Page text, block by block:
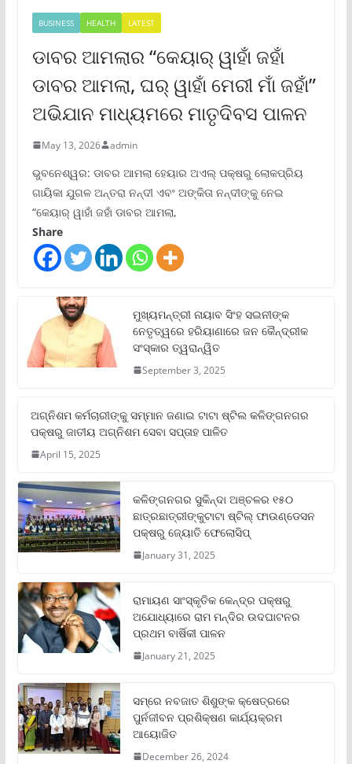
BUSINESS HEALTH LATEST
ଡାବର ଆମଲାର “କେୟାର୍ ୱାହାଁ ଜହାଁ
ଡାବର ଆମଲା, ଘର୍ ୱାହାଁ ମେରୀ ମାଁ ଜହାଁ”
ଅଭିଯାନ ମାଧ୍ୟମରେ ମାତୃଦିବସ ପାଳନ
May 13, 2026 admin
ଭୁବନେଶ୍ୱର: ଡାବର ଆମଲା ହେୟାର ଅଏଲ୍ ପକ୍ଷରୁ ଲୋକପ୍ରିୟ
ଗାୟିକା ଯୁଗଳ ଅନ୍ତରା ନନ୍ଦୀ ଏବଂ ଅଙ୍କିତା ନନ୍ଦୀଙ୍କୁ ନେଇ
“କେୟାର୍ ୱାହାଁ ଜହାଁ ଡାବର ଆମଲା,
Share
ମୁଖ୍ୟମନ୍ତ୍ରୀ ନାୟାବ ସିଂହ ସଇନୀଙ୍କ
ନେତୃତ୍ୱରେ ହରିୟାଣାରେ ଜନ କୈନ୍ଦ୍ରୀକ
ସଂସ୍କାର ତ୍ୱରାନ୍ୱିତ
September 3, 2025
ଅଗ୍ନିଶମ କର୍ମଚାରୀଙ୍କୁ ସମ୍ମାନ ଜଣାଇ ଟାଟା ଷ୍ଟିଲ କଳିଙ୍ଗନଗର
ପକ୍ଷରୁ ଜାତୀୟ ଅଗ୍ନିଶମ ସେବା ସପ୍ତାହ ପାଳିତ
April 15, 2025
କଳିଙ୍ଗନଗର ସୁକିନ୍ଦା ଅଞ୍ଚଳର ୧୫୦
ଛାତ୍ରଛାତ୍ରୀଙ୍କୁଟାଟା ଷ୍ଟିଲ୍ ଫାଉଣ୍ଡେସନ
ପକ୍ଷରୁ ଜ୍ୟୋତି ଫେଲୋସିପ୍‌
January 31, 2025
ରାମାୟଣ ସାଂସ୍କୃତିକ କେନ୍ଦ୍ର ପକ୍ଷରୁ
ଅଯୋଧ୍ୟାରେ ରାମ ମନ୍ଦିର ଉଦଘାଟନର
ପ୍ରଥମ ବାର୍ଷିକୀ ପାଳନ
January 21, 2025
ସମ୍‌ରେ ନବଜାତ ଶିଶୁଙ୍କ କ୍ଷେତ୍ରରେ
ପୁର୍ନଜୀବନ ପ୍ରଶିକ୍ଷଣ କାର୍ଯ୍ୟକ୍ରମ
ଆୟୋଜିତ
December 26, 2024